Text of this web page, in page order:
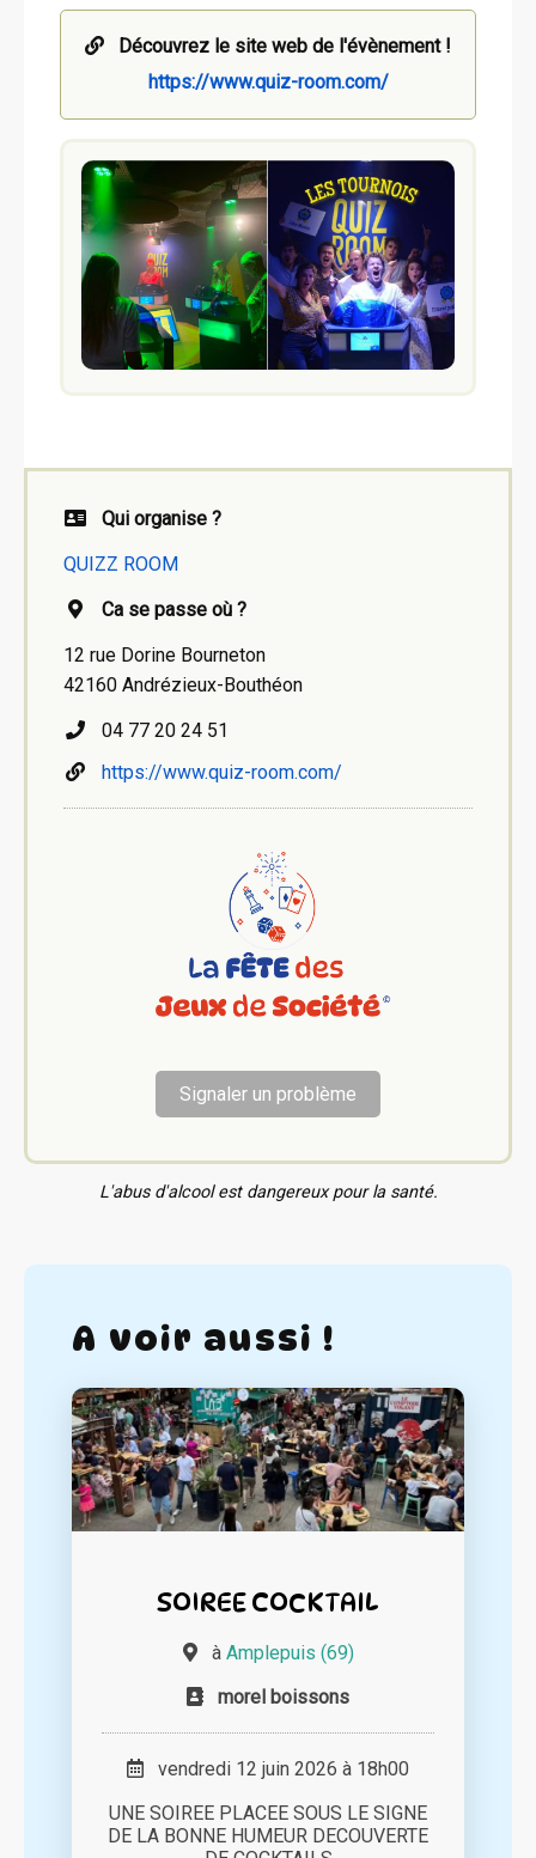
Découvrez le site web de l'évènement !
https://www.quiz-room.com/
Qui organise ?
QUIZZ ROOM
Ca se passe où ?
12 rue Dorine Bourneton
42160 Andrézieux-Bouthéon
04 77 20 24 51
https://www.quiz-room.com/
Signaler un problème
L'abus d'alcool est dangereux pour la santé.
A voir aussi !
SOIREE COCKTAIL
à Amplepuis (69)
morel boissons
vendredi 12 juin 2026 à 18h00
UNE SOIREE PLACEE SOUS LE SIGNE
DE LA BONNE HUMEUR DECOUVERTE